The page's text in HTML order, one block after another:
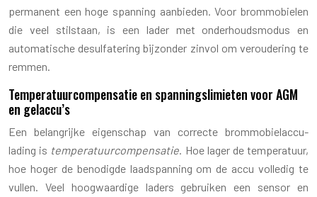
permanent een hoge spanning aanbieden. Voor brommobielen
die veel stilstaan, is een lader met onderhoudsmodus en
automatische desulfatering bijzonder zinvol om veroudering te
remmen.
Temperatuurcompensatie en spanningslimieten voor AGM
en gelaccu’s
Een belangrijke eigenschap van correcte brommobielaccu-
lading is temperatuurcompensatie. Hoe lager de temperatuur,
hoe hoger de benodigde laadspanning om de accu volledig te
vullen. Veel hoogwaardige laders gebruiken een sensor en